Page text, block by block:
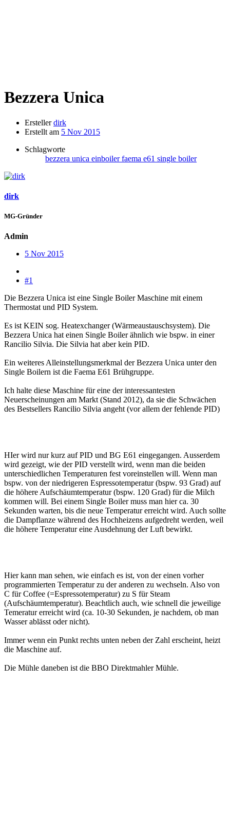
Bezzera Unica
Ersteller dirk
Erstellt am 5 Nov 2015
Schlagworte
bezzera unica einboilerfaema e61 single boiler
dirk
MG-Gründer
Admin
5 Nov 2015
#1
Die Bezzera Unica ist eine Single Boiler Maschine mit einem
Thermostat und PID System.
Es ist KEIN sog. Heatexchanger (Wärmeaustauschsystem). Die
Bezzera Unica hat einen Single Boiler ähnlich wie bspw. in einer
Rancilio Silvia. Die Silvia hat aber kein PID.
Ein weiteres Alleinstellungsmerkmal der Bezzera Unica unter den
Single Boilern ist die Faema E61 Brühgruppe.
Ich halte diese Maschine für eine der interessantesten
Neuerscheinungen am Markt (Stand 2012), da sie die Schwächen
des Bestsellers Rancilio Silvia angeht (vor allem der fehlende PID)
HIer wird nur kurz auf PID und BG E61 eingegangen. Ausserdem
wird gezeigt, wie der PID verstellt wird, wenn man die beiden
unterschiedlichen Temperaturen fest voreinstellen will. Wenn man
bspw. von der niedrigeren Espressotemperatur (bspw. 93 Grad) auf
die höhere Aufschäumtemperatur (bspw. 120 Grad) für die Milch
kommen will. Bei einem Single Boiler muss man hier ca. 30
Sekunden warten, bis die neue Temperatur erreicht wird. Auch sollte
die Dampflanze während des Hochheizens aufgedreht werden, weil
die höhere Temperatur eine Ausdehnung der Luft bewirkt.
Hier kann man sehen, wie einfach es ist, von der einen vorher
programmierten Temperatur zu der anderen zu wechseln. Also von
C für Coffee (=Espressotemperatur) zu S für Steam
(Aufschäumtemperatur). Beachtlich auch, wie schnell die jeweilige
Temeratur erreicht wird (ca. 10-30 Sekunden, je nachdem, ob man
Wasser ablässt oder nicht).
Immer wenn ein Punkt rechts unten neben der Zahl erscheint, heizt
die Maschine auf.
Die Mühle daneben ist die BBO Direktmahler Mühle.